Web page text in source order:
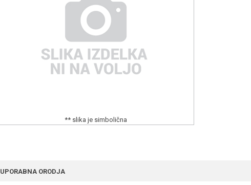
** slika je simbolična
UPORABNA ORODJA